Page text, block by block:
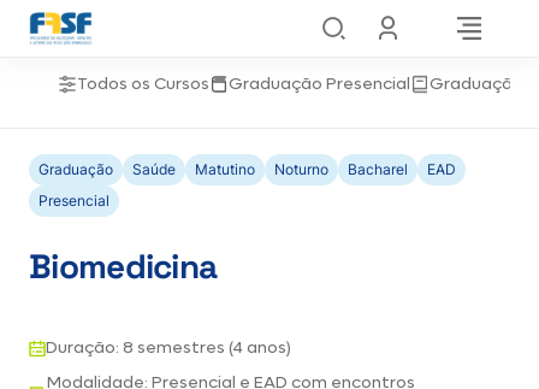
Todos os Cursos Graduação Presencial Graduação
Graduação Saúde Matutino Noturno Bacharel
EAD
Presencial
Biomedicina
Duração: 8 semestres (4 anos)
Modalidade: Presencial e EAD com encontros